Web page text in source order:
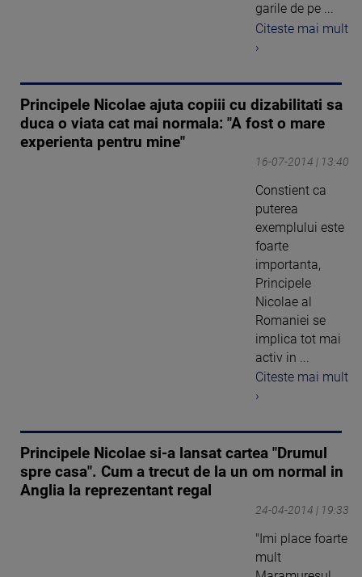
garile de pe ...
Citeste mai mult
›
Principele Nicolae ajuta copiii cu dizabilitati sa
duca o viata cat mai normala: "A fost o mare
experienta pentru mine"
16-07-2014 | 13:40
Constient ca
puterea
exemplului este
foarte
importanta,
Principele
Nicolae al
Romaniei se
implica tot mai
activ in ...
Citeste mai mult
›
Principele Nicolae si-a lansat cartea "Drumul
spre casa". Cum a trecut de la un om normal in
Anglia la reprezentant regal
24-04-2014 | 19:33
"Imi place foarte
mult